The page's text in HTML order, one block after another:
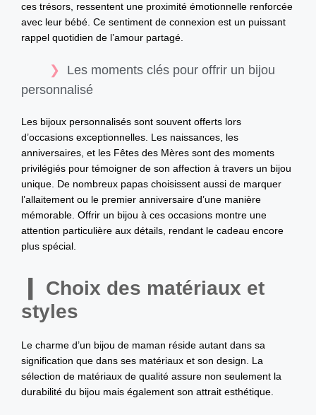
ces trésors, ressentent une proximité émotionnelle renforcée
avec leur bébé. Ce sentiment de connexion est un puissant
rappel quotidien de l’amour partagé.
Les moments clés pour offrir un bijou
personnalisé
Les bijoux personnalisés sont souvent offerts lors
d’occasions exceptionnelles. Les naissances, les
anniversaires, et les Fêtes des Mères sont des moments
privilégiés pour témoigner de son affection à travers un bijou
unique. De nombreux papas choisissent aussi de marquer
l’allaitement ou le premier anniversaire d’une manière
mémorable. Offrir un bijou à ces occasions montre une
attention particulière aux détails, rendant le cadeau encore
plus spécial.
Choix des matériaux et
styles
Le charme d’un bijou de maman réside autant dans sa
signification que dans ses matériaux et son design. La
sélection de matériaux de qualité assure non seulement la
durabilité du bijou mais également son attrait esthétique.